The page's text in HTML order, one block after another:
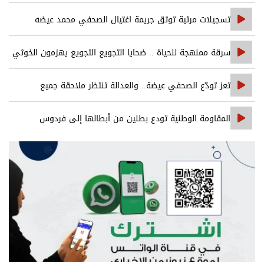
تسجيلات مرئية توثق جريمة اغتيال الصحفي محمد عيضه
سرقة ممنهجة للحياة .. ضحايا التجويع التجويع يهزمون الخوثي
تعز تودّع الصحفي عيضة.. والعدالة تنتظر ملاحقة جميع
المتورطين
المقاومة الوطنية تودع بطلين من أبطالها إلى فردوس
الشهداء في المخا